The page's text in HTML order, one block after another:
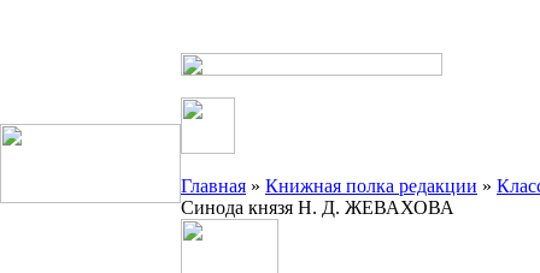
Главная » Книжная полка редакции »
Синода князя Н. Д. ЖЕВАХОВА